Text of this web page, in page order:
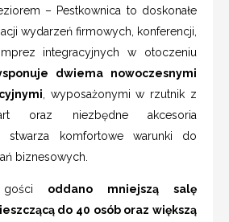
– Pestkownica to doskonałe
wydarzeń firmowych, konferencji,
integracyjnych w otoczeniu
dwiema nowoczesnymi
, wyposażonymi w rzutnik z
oraz niezbędne akcesoria
stwarza komfortowe warunki do
biznesowych.
gości oddano mniejszą salę
do 40 osób oraz większą